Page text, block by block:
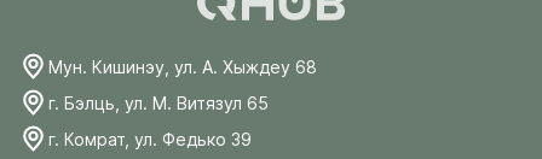
Мун. Кишинэу, ул. А. Хыждеу 68
г. Бэлць, ул. М. Витязул 65
г. Комрат, ул. Федько 39